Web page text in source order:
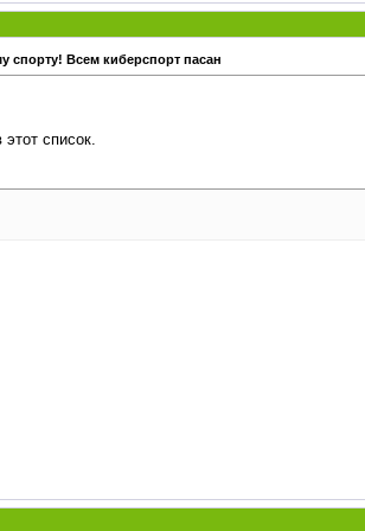
спорту! Всем киберспорт пасан
список.